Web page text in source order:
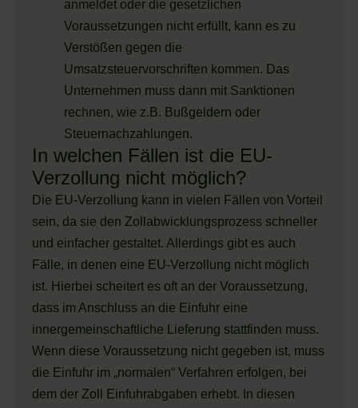
anmeldet oder die gesetzlichen
Voraussetzungen nicht erfüllt, kann es zu
Verstößen gegen die
Umsatzsteuervorschriften kommen. Das
Unternehmen muss dann mit Sanktionen
rechnen, wie z.B. Bußgeldern oder
Steuernachzahlungen.
In welchen Fällen ist die EU-
Verzollung nicht möglich?
Die EU-Verzollung kann in vielen Fällen von Vorteil
sein, da sie den Zollabwicklungsprozess schneller
und einfacher gestaltet. Allerdings gibt es auch
Fälle, in denen eine EU-Verzollung nicht möglich
ist. Hierbei scheitert es oft an der Voraussetzung,
dass im Anschluss an die Einfuhr eine
innergemeinschaftliche Lieferung stattfinden muss.
Wenn diese Voraussetzung nicht gegeben ist, muss
die Einfuhr im „normalen“ Verfahren erfolgen, bei
dem der Zoll Einfuhrabgaben erhebt. In diesen